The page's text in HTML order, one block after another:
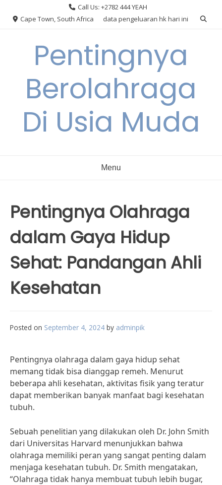
Call Us: +2782 444 YEAH
Cape Town, South Africa
data pengeluaran hk hari ini
Pentingnya
Berolahraga
Di Usia Muda
Menu
Pentingnya Olahraga
dalam Gaya Hidup
Sehat: Pandangan Ahli
Kesehatan
Posted on September 4, 2024 by adminpik
Pentingnya olahraga dalam gaya hidup sehat
memang tidak bisa dianggap remeh. Menurut
beberapa ahli kesehatan, aktivitas fisik yang teratur
dapat memberikan banyak manfaat bagi kesehatan
tubuh.
Sebuah penelitian yang dilakukan oleh Dr. John Smith
dari Universitas Harvard menunjukkan bahwa
olahraga memiliki peran yang sangat penting dalam
menjaga kesehatan tubuh. Dr. Smith mengatakan,
“Olahraga tidak hanya membuat tubuh lebih bugar,